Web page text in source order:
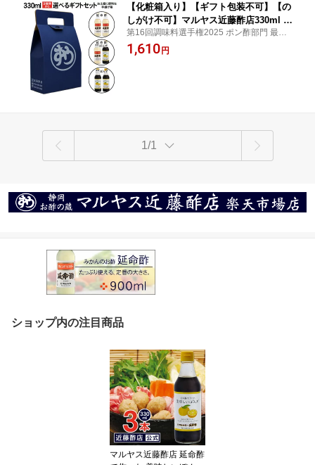
【化粧箱入り】【ギフト包装不可】【の
しがけ不可】マルヤス近藤酢店330ml 延
命酢・ぽんず選べるギフトセット 【コ
ンパクトサイズ瓶】【酢玉ねぎ】【飲む
第16回調味料選手権2025 ポン酢部門 最優
秀賞 内祝い ご退職祝い 送別 定年 還暦祝い
誕生日 還暦 古希 喜寿 米寿 傘寿 卒寿 祝い
1,610 円
1/1
ショップ内の注目商品
マルヤス近藤酢店 延命酢